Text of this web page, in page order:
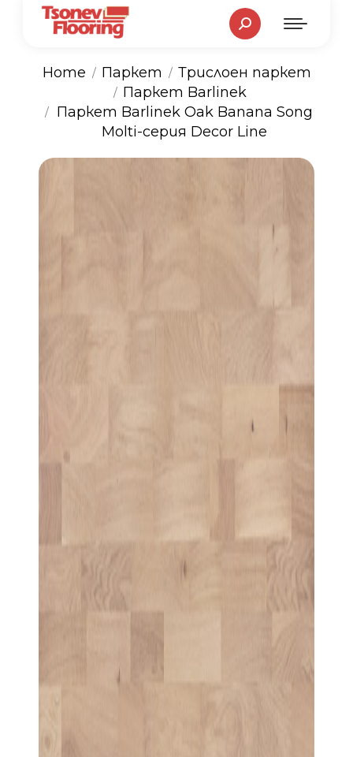
Search:
You are here:
Home Паркет
Трислоен паркет
Паркет Barlinek
Паркет Barlinek Oak Banana Song
Molti-серия Decor Line